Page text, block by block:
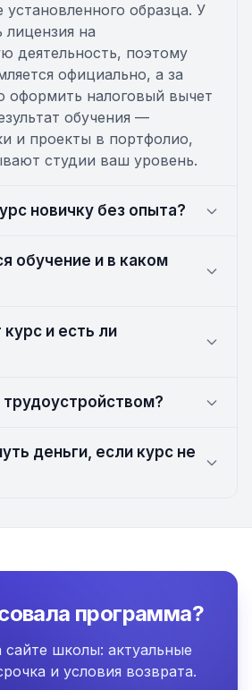
установленного образца. У
лицензия на
деятельность, поэтому
официально, а за
оформить налоговый вычет
обучения —
и проекты в портфолио,
студии ваш уровень.
новичку без опыта?
обучение и в каком
и есть ли
деньги, если курс не
программа?
школы: актуальные
и условия возврата.